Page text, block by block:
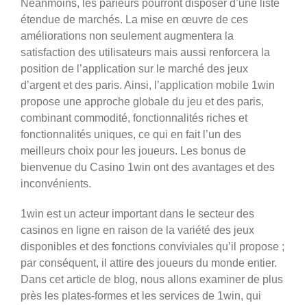
Néanmoins, les parieurs pourront disposer d’une liste
étendue de marchés. La mise en œuvre de ces
améliorations non seulement augmentera la
satisfaction des utilisateurs mais aussi renforcera la
position de l’application sur le marché des jeux
d’argent et des paris. Ainsi, l’application mobile 1win
propose une approche globale du jeu et des paris,
combinant commodité, fonctionnalités riches et
fonctionnalités uniques, ce qui en fait l’un des
meilleurs choix pour les joueurs. Les bonus de
bienvenue du Casino 1win ont des avantages et des
inconvénients.
1win est un acteur important dans le secteur des
casinos en ligne en raison de la variété des jeux
disponibles et des fonctions conviviales qu’il propose ;
par conséquent, il attire des joueurs du monde entier.
Dans cet article de blog, nous allons examiner de plus
près les plates-formes et les services de 1win, qui